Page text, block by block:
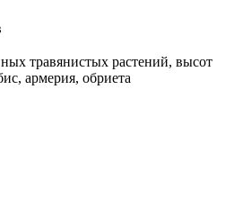
травянистых растений, высот
армерия, обриета